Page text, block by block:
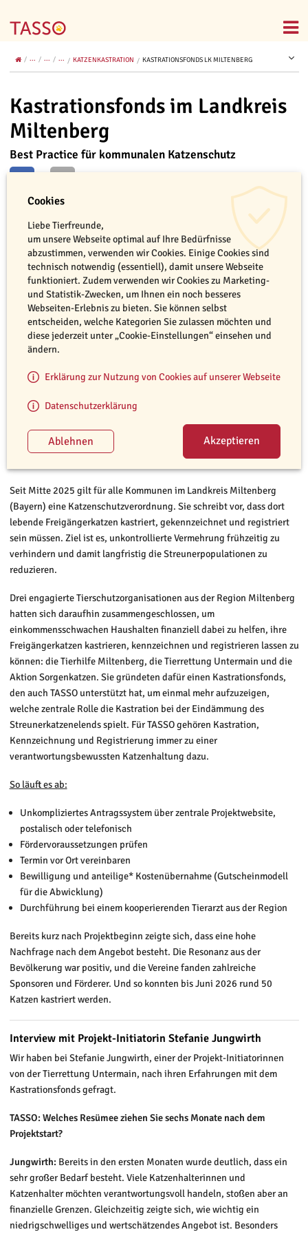
... ... ... KATZENKASTRATION KASTRATIONSFONDS LK MILTENBERG
Kastrationsfonds im Landkreis
Miltenberg
Best Practice für kommunalen Katzenschutz
© Tierrettung Untermain
Auch Katzen aus einkommensschwachen Haushalten können mithilfe
Seit Mitte 2025 gilt für alle Kommunen im Landkreis Miltenberg
(Bayern) eine Katzenschutzverordnung. Sie schreibt vor, dass dort
lebende Freigängerkatzen kastriert, gekennzeichnet und registriert
sein müssen. Ziel ist es, unkontrollierte Vermehrung frühzeitig zu
verhindern und damit langfristig die Streunerpopulationen zu
reduzieren.
Drei engagierte Tierschutzorganisationen aus der Region Miltenberg
hatten sich daraufhin zusammengeschlossen, um
einkommensschwachen Haushalten finanziell dabei zu helfen, ihre
Freigängerkatzen kastrieren, kennzeichnen und registrieren lassen zu
können: die Tierhilfe Miltenberg, die Tierrettung Untermain und die
Aktion Sorgenkatzen. Sie gründeten dafür einen Kastrationsfonds,
den auch TASSO unterstützt hat, um einmal mehr aufzuzeigen,
welche zentrale Rolle die Kastration bei der Eindämmung des
Streunerkatzenelends spielt. Für TASSO gehören Kastration,
Kennzeichnung und Registrierung immer zu einer
verantwortungsbewussten Katzenhaltung dazu.
So läuft es ab:
Unkompliziertes Antragssystem über zentrale Projektwebsite,
postalisch oder telefonisch
Fördervoraussetzungen prüfen
Termin vor Ort vereinbaren
Bewilligung und anteilige* Kostenübernahme (Gutscheinmodell
für die Abwicklung)
Durchführung bei einem kooperierenden Tierarzt aus der Region
Bereits kurz nach Projektbeginn zeigte sich, dass eine hohe
Nachfrage nach dem Angebot besteht. Die Resonanz aus der
Bevölkerung war positiv, und die Vereine fanden zahlreiche
Sponsoren und Förderer. Und so konnten bis Juni 2026 rund 50
Katzen kastriert werden.
Interview mit Projekt-Initiatorin Stefanie Jungwirth
Wir haben bei Stefanie Jungwirth, einer der Projekt-Initiatorinnen
von der Tierrettung Untermain, nach ihren Erfahrungen mit dem
Kastrationsfonds gefragt.
TASSO: Welches Resümee ziehen Sie sechs Monate nach dem
Projektstart?
Jungwirth: Bereits in den ersten Monaten wurde deutlich, dass ein
sehr großer Bedarf besteht. Viele Katzenhalterinnen und
Katzenhalter möchten verantwortungsvoll handeln, stoßen aber an
finanzielle Grenzen. Gleichzeitig zeigte sich, wie wichtig ein
niedrigschwelliges und wertschätzendes Angebot ist. Besonders
Cookies
Liebe Tierfreunde,
um unsere Webseite optimal auf Ihre Bedürfnisse
abzustimmen, verwenden wir Cookies. Einige Cookies sind
technisch notwendig (essentiell), damit unsere Webseite
funktioniert. Zudem verwenden wir Cookies zu Marketing-
und Statistik-Zwecken, um Ihnen ein noch besseres
Webseiten-Erlebnis zu bieten. Sie können selbst
entscheiden, welche Kategorien Sie zulassen möchten und
diese jederzeit unter „Cookie-Einstellungen“ einsehen und
ändern.
Erklärung zur Nutzung von Cookies auf unserer Webseite
Datenschutzerklärung